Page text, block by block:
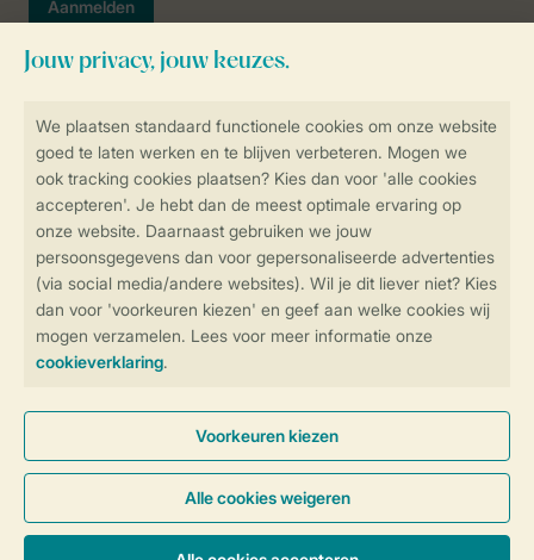
Controle over jouw gegevens &
privacy
SSL certificaat
Veilige gegevensoverdracht
Veilige betaling
Algemene voorwaarden Privacy notice
Disclaimer
Toegankelijkheid © 2026 Landal